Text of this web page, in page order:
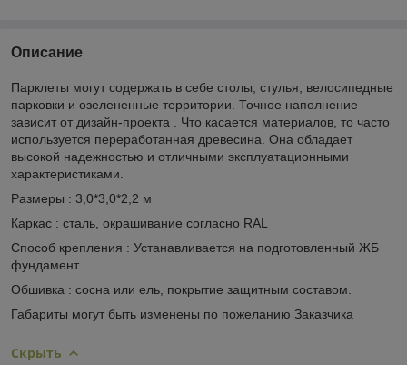
Описание
Парклеты могут содержать в себе столы, стулья, велосипедные
парковки и озелененные территории. Точное наполнение
зависит от дизайн-проекта . Что касается материалов, то часто
используется переработанная древесина. Она обладает
высокой надежностью и отличными эксплуатационными
характеристиками.
Размеры : 3,0*3,0*2,2 м
Каркас : сталь, окрашивание согласно RAL
Способ крепления : Устанавливается на подготовленный ЖБ
фундамент.
Обшивка : сосна или ель, покрытие защитным составом.
Габариты могут быть изменены по пожеланию Заказчика
Скрыть